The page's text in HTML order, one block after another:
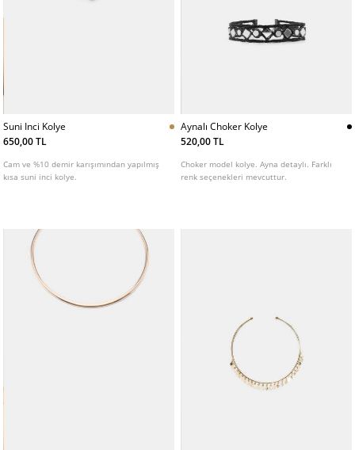
Suni Inci Kolye
650,00 TL
Cam ve %10 demir karışımından yapılmış
kısa suni inci kolye.
Aynalı Choker Kolye
520,00 TL
Choker model kolye. Ayna detaylı. Farklı
renk seçenekleri mevcuttur.